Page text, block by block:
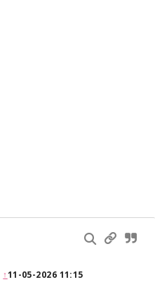
↑11-05-2026 11:15